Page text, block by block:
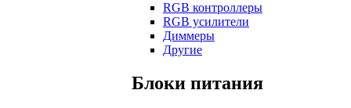
RGB контроллеры
RGB усилители
Диммеры
Другие
Блоки питания